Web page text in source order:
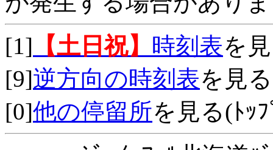
[1] 【土日祝】 時刻表を
[9]逆方向の時刻表を見る
[0]他の停留所を見る(ﾄｯ